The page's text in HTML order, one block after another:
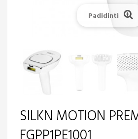
Padidinti
SILKN MOTION